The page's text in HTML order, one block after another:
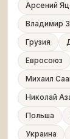
Арсений
Владимир
Грузия
Евросоюз
Михаил
Николай
Польша
Украина